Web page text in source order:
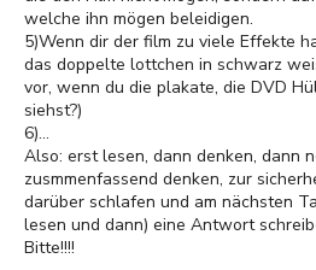
welche ihn mögen beleidigen.
5)Wenn dir der film zu viele Effekte
das doppelte lottchen in schwarz
vor, wenn du die plakate, die DVD
siehst?)
6)...
Also: erst lesen, dann denken, dann
zusmmenfassend denken, zur
darüber schlafen und am nächsten
lesen und dann) eine Antwort
Bitte!!!!